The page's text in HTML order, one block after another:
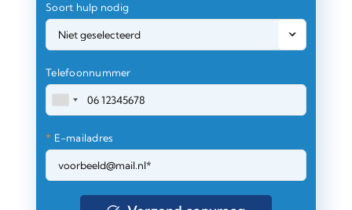
Soort hulp nodig
Telefoonnummer
* E-mailadres